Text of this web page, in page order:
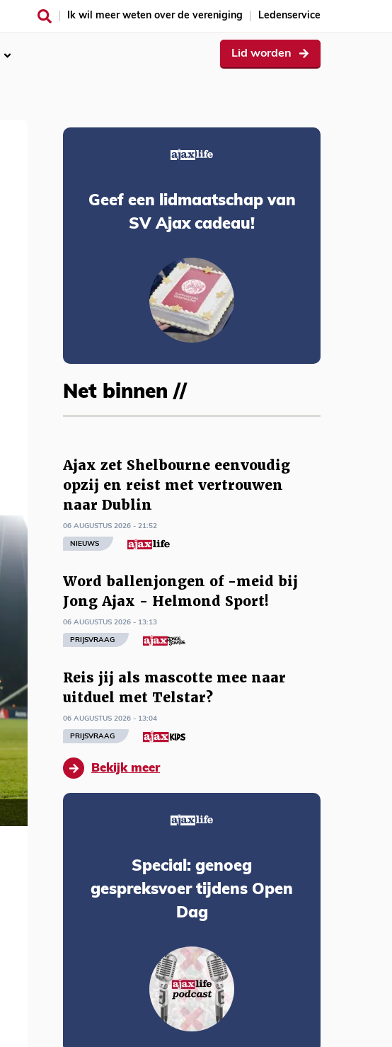
Ik wil meer weten over de vereniging Ledenservice
Lid worden
Geef een lidmaatschap van
SV Ajax cadeau!
Net binnen //
Ajax zet Shelbourne eenvoudig
opzij en reist met vertrouwen
naar Dublin
06 AUGUSTUS 2026 - 21:52
NIEUWS
Word ballenjongen of -meid bij
Jong Ajax - Helmond Sport!
06 AUGUSTUS 2026 - 13:13
PRIJSVRAAG
Reis jij als mascotte mee naar
uitduel met Telstar?
06 AUGUSTUS 2026 - 13:04
PRIJSVRAAG
Bekijk meer
Special: genoeg
gespreksvoer tijdens Open
Dag